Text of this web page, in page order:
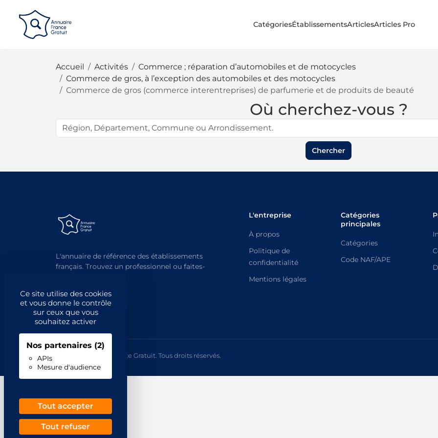
Ce site utilise des cookies
et vous donne le contrôle
sur ceux que vous
souhaitez activer
Nos partenaires (2)
APIs
Mesure d'audience
Tout accepter
Tout refuser
CatégoriesÉtablissementsArticlesArticles Pro
Accueil Activités
Commerce ; réparation d’automobiles et de motocycles
Commerce de gros, à l’exception des automobiles et des motocycles
Commerce de gros (commerce interentreprises) de parfumerie et de produits de beauté
Où cherchez-vous ?
Chercher
L'annuaire de référence des établissements
français. Trouvez un professionnel ou faites-
L'entreprise
À propos
Politique de
confidentialité
Mentions légales
Catégories
principales
Catégories
Code NAF/APE
© 2026 Annuaire France Gratuit. Tous droits réservés.